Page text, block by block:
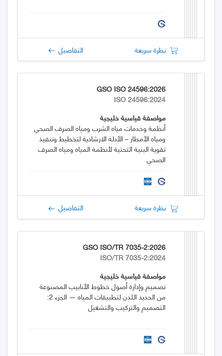
نظرة سريعة التفاصيل
GSO ISO 24596:2026
ISO 24596:2024
مواصفة قياسية خليجية
أنظمة وخدمات مياه الشرب ومياه الصرف الصحي
ومياه الأمطار – الأدلة الارشادية لتخطيط وتنفيذ
تقوية البنية التحتية لأنظمة المياه ومياه الصرف
الصحي
نظرة سريعة التفاصيل
GSO ISO/TR 7035-2:2026
ISO/TR 7035-2:2024
مواصفة قياسية خليجية
تصميم وإدارة أصول خطوط الأنابيب المصنوعة
من الحديد اللدن لتطبيقات المياه — الجزء 2:
التصميم والتركيب والتشغيل